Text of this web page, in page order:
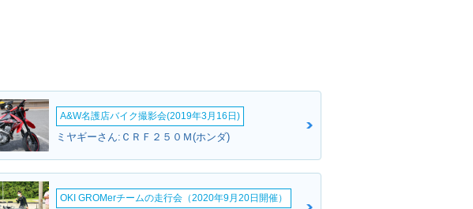
A&W名護店バイク撮影会(2019年3月16日)
ミヤギーさん:ＣＲＦ２５０Ｍ(ホンダ)
OKI GROMerチームの走行会（2020年9月20日開催）